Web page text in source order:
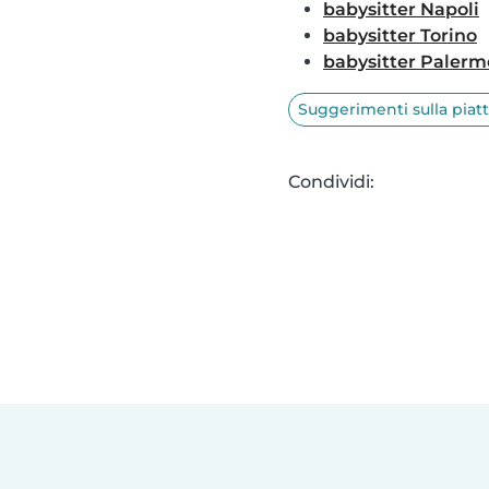
babysitter Napoli
babysitter Torino
babysitter
Suggerimenti sulla
Condividi: